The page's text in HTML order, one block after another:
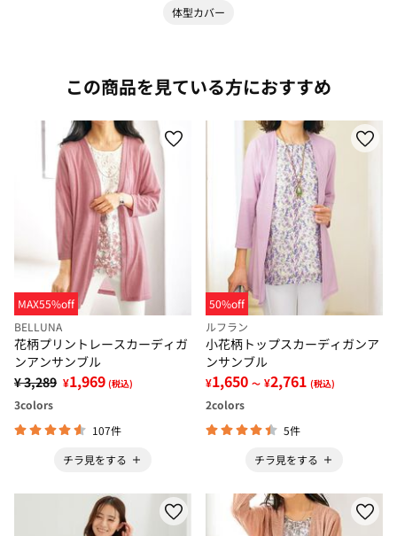
体型カバー
この商品を見ている方におすすめ
MAX55%off
BELLUNA
花柄プリントレースカーディガ
ンアンサンブル
¥ 3,289 ¥1,969 (税込)
3colors
107件
チラ見をする
50%off
ルフラン
小花柄トップスカーディガンア
ンサンブル
¥1,650 ～ ¥2,761 (税込)
2colors
5件
チラ見をする